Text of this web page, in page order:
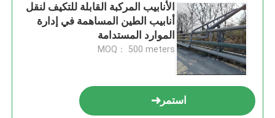
الأنابيب المركبة القابلة للتكيف لنقل
أنابيب الطين المساهمة في إدارة
الموارد المستدامة
MOQ： 500 meters
استمر